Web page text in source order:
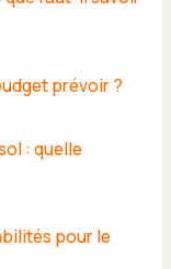
prévoir ?
: quelle
pour le